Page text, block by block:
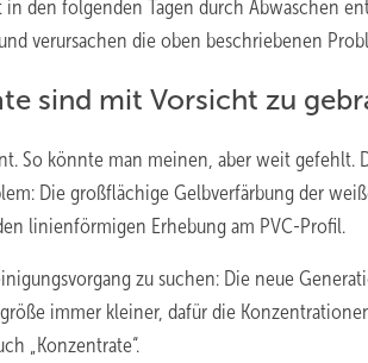
den folgenden Tagen durch Abwaschen
verursachen die oben beschriebenen
sind mit Vorsicht zu
So könnte man meinen, aber weit gefehlt.
Die großflächige Gelbverfärbung der
linienförmigen Erhebung am PVC-Profil.
zu suchen: Die neue
immer kleiner, dafür die
„Konzentrate“.